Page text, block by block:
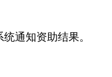
通知资助结果。